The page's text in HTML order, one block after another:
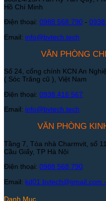
Hồ Chí Minh
Điện thoại: 0988 568 790 -
Email: info@bvtech.tech
VĂN PHÒNG
Số 24, cổng chính KCN An
( Sóc Trăng cũ ), Việt Nam
Điện thoại: 0938 416 567
Email: info@bvtech.tech
VĂN PHÒNG
Tầng 7, Tòa nhà Charmvit, số
Cầu Giấy, TP Hà Nội
Điện thoại: 0988 568 790
Email: kd01.bvtech@gmail.com -
Danh Mục